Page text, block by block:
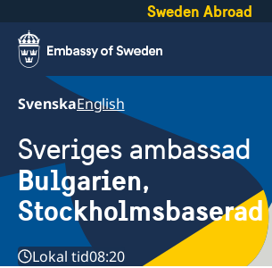
Sweden Abroad
SvenskaEnglish
Sveriges ambassad
Bulgarien,
Stockholmsbaserad
Lokal tid08:20